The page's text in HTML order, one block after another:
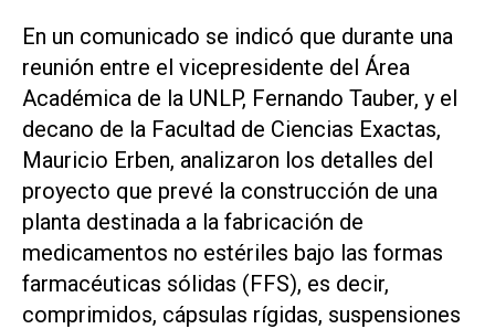
En un comunicado se indicó que durante una
reunión entre el vicepresidente del Área
Académica de la UNLP, Fernando Tauber, y el
decano de la Facultad de Ciencias Exactas,
Mauricio Erben, analizaron los detalles del
proyecto que prevé la construcción de una
planta destinada a la fabricación de
medicamentos no estériles bajo las formas
farmacéuticas sólidas (FFS), es decir,
comprimidos, cápsulas rígidas, suspensiones